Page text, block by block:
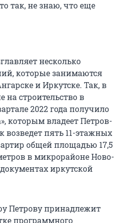
так, не знаю, что еще
несколько
которые занимаются
и Иркутске. Так, в
на строительство в
2022 года получило
которым владеет Петров-
пять 11-этажных
общей площадью 17,5
в микрорайоне Ново-
иркутской
Петрову принадлежит
программного